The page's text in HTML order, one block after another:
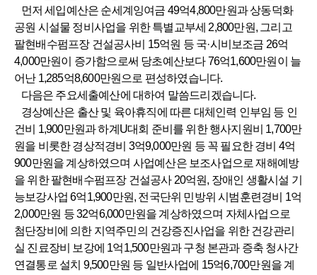
먼저 세입예산은 순세계잉여금 49억4,800만원과 상동덕화
공원 시설물 정비사업을 위한 특별교부세 2,800만원, 그리고
팔현배수펌프장 건설공사비 15억원 등 국·시비보조금 26억
4,000만원이 증가함으로써 당초예산보다 76억1,600만원이 늘
어난 1,285억8,600만원으로 편성하였습니다.
다음은 주요세출예산에 대하여 말씀드리겠습니다.
경상예산은 출산 및 육아휴직에 따른 대체인력 인부임 등 인
건비 1,900만원과 하계U대회 준비를 위한 행사지원비 1,700만
원을 비롯한 경상적경비 3억9,000만원 등 꼭 필요한 경비 4억
900만원을 계상하였으며 사업예산은 보조사업으로 재해예방
을 위한 팔현배수펌프장 건설공사 20억원, 장애인 생활시설 기
능보강사업 6억1,900만원, 전국단위 민방위 시범훈련경비 1억
2,000만원 등 32억6,000만원을 계상하였으며 자체사업으로
첨단장비에 의한 지역주민의 건강증진사업을 위한 건강관리
실 진료장비 보강에 1억1,500만원과 구청 본관과 증축 청사간
연결통로 설치 9,500만원 등 일반사업에 15억6,700만원을 계